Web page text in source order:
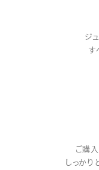
ジ
す
ご購
しっかり